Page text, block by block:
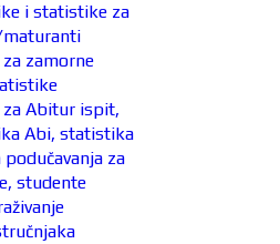
i statistike za
zamorne
za Abitur ispit,
Abi, statistika
za
studente